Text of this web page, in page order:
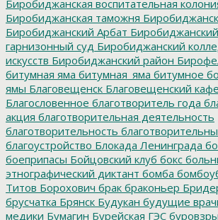
Биробиджанская воспитательная
Биробиджанская таможня
Биробиджанский Арбат
гарнизонный суд Биробиджанский
искусств Биробиджанский район
битумная яма битумная_яма битумное
ямы Благовещенск Благовещенский
Благословенное благотворитель года
акция благотворительная деятельность
благотворительность
благоустройство Блокада Ленинграда
боеприпасы Бойцовский клуб бокс
этнографический диктант бомба
Титов Борохович брак браконьер
брусчатка Брянск Будукан будущие
медики Бумагин Бурейская ГЭС